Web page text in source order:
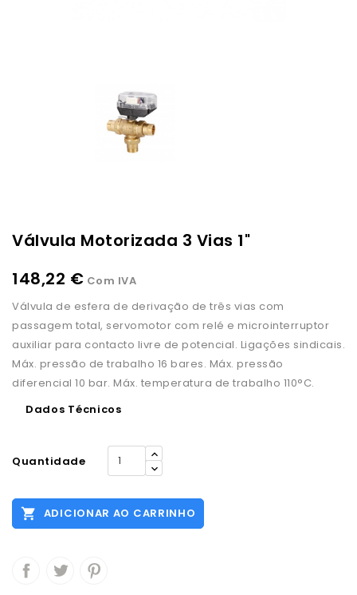
Válvula Motorizada 3 Vias 1"
148,22 € Com IVA
Válvula de esfera de derivação de três vias com
passagem total, servomotor com relé e microinterruptor
auxiliar para contacto livre de potencial. Ligações sindicais.
Máx. pressão de trabalho 16 bares. Máx. pressão
diferencial 10 bar. Máx. temperatura de trabalho 110°C.
Dados Técnicos
Quantidade
 ADICIONAR AO CARRINHO